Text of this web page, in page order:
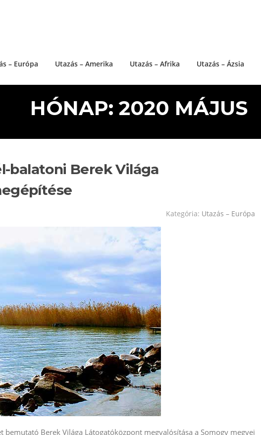
– Európa Utazás – Amerika Utazás – Afrika Utazás – Ázsia
HÓNAP: 2020 MÁJUS
balatoni Berek Világa
Kategória: Utazás – Európa
bemutató Berek Világa Látogatóközpont megvalósítása a Somogy megyei